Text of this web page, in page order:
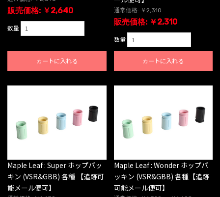
販売価格: ￥2,640
数量
カートに入れる
通常価格: ￥2,310
販売価格: ￥2,310
数量
カートに入れる
Maple Leaf : Super ホップパッ
キン (VSR&GBB) 各種 【追跡可
能メール便可】
Maple Leaf : Wonder ホップパ
ッキン (VSR&GBB) 各種【追跡
可能メール便可】